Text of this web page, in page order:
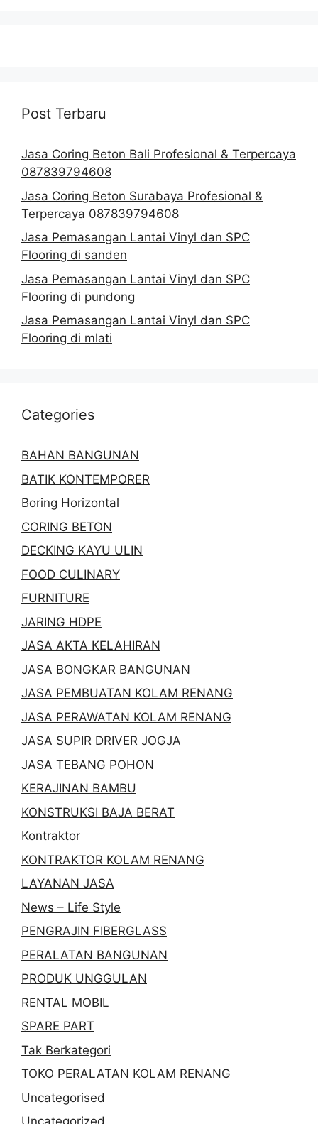
Post Terbaru
Jasa Coring Beton Bali Profesional & Terpercaya
087839794608
Jasa Coring Beton Surabaya Profesional &
Terpercaya 087839794608
Jasa Pemasangan Lantai Vinyl dan SPC
Flooring di sanden
Jasa Pemasangan Lantai Vinyl dan SPC
Flooring di pundong
Jasa Pemasangan Lantai Vinyl dan SPC
Flooring di mlati
Categories
BAHAN BANGUNAN
BATIK KONTEMPORER
Boring Horizontal
CORING BETON
DECKING KAYU ULIN
FOOD CULINARY
FURNITURE
JARING HDPE
JASA AKTA KELAHIRAN
JASA BONGKAR BANGUNAN
JASA PEMBUATAN KOLAM RENANG
JASA PERAWATAN KOLAM RENANG
JASA SUPIR DRIVER JOGJA
JASA TEBANG POHON
KERAJINAN BAMBU
KONSTRUKSI BAJA BERAT
Kontraktor
KONTRAKTOR KOLAM RENANG
LAYANAN JASA
News – Life Style
PENGRAJIN FIBERGLASS
PERALATAN BANGUNAN
PRODUK UNGGULAN
RENTAL MOBIL
SPARE PART
Tak Berkategori
TOKO PERALATAN KOLAM RENANG
Uncategorised